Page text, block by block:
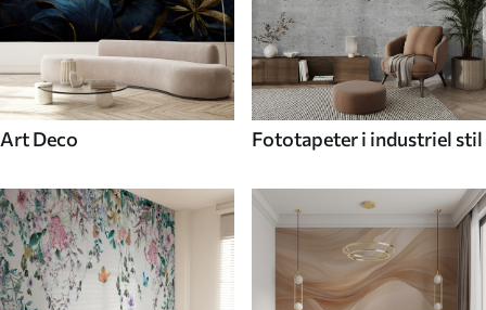
Art Deco Fototapeter i industriel stil